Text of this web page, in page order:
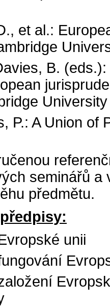
et al.:
B.
P.: A Union
seminářů
předmětu.
unii